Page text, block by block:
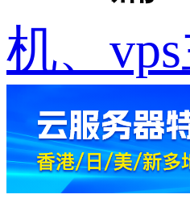
机、